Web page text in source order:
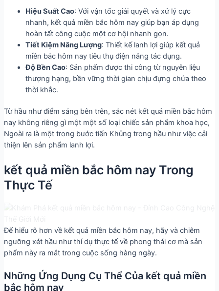
Hiệu Suất Cao: Với vận tốc giải quyết và xử lý cực
nhanh, kết quả miền bắc hôm nay giúp bạn áp dụng
hoàn tất công cuộc một cơ hội nhanh gọn.
Tiết Kiệm Năng Lượng: Thiết kế lanh lợi giúp kết quả
miền bắc hôm nay tiêu thụ điện năng tác dụng.
Độ Bền Cao: Sản phẩm được thi công từ nguyên liệu
thượng hạng, bền vững thời gian chịu đựng chứa theo
thời khắc.
Từ hầu như điểm sáng bên trên, sắc nét kết quả miền bắc hôm
nay không riêng gì một một số loại chiếc sản phẩm khoa học,
Ngoài ra là một trong bước tiến Khủng trong hầu như việc cải
thiện lên sản phẩm lanh lợi.
kết quả miền bắc hôm nay Trong
Thực Tế
Để hiểu rõ hơn về kết quả miền bắc hôm nay, hãy và chiêm
ngưỡng xét hầu như thí dụ thực tế về phong thái cơ mà sản
phẩm này ra mắt trong cuộc sống hàng ngày.
Những Ứng Dụng Cụ Thể Của kết quả miền
bắc hôm nay